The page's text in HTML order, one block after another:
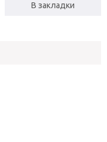
В закладки